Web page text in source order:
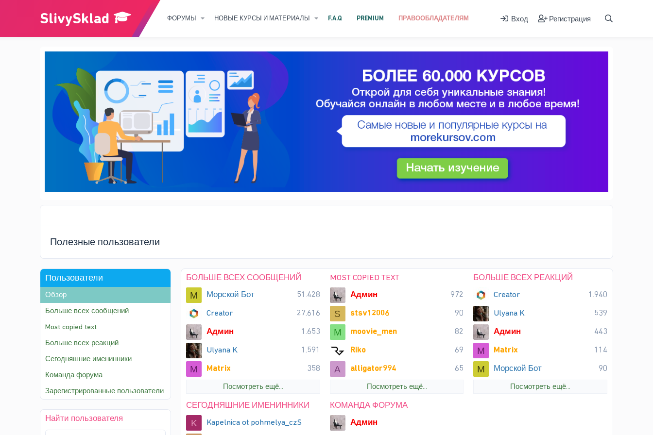
ФОРУМЫ НОВЫЕ КУРСЫ И МАТЕРИАЛЫ F.A.Q PREMIUM ПРАВООБЛАДАТЕЛЯМ Вход Регистрация
Полезные пользователи
Пользователи
Обзор
Больше всех сообщений
Most copied text
Больше всех реакций
Сегодняшние именинники
Команда форума
Зарегистрированные пользователи
Найти пользователя
БОЛЬШЕ ВСЕХ СООБЩЕНИЙ
М 51.428
Морской Бот
27.616
Creator
1.653
Админ
1.591
Ulyana K.
M 358
Matrix
Посмотреть ещё...
MOST COPIED TEXT
972
Админ
S 90
stsv12006
M 82
moovie_men
69
Riko
A 65
alligator994
Посмотреть ещё...
БОЛЬШЕ ВСЕХ РЕАКЦИЙ
1.940
Creator
539
Ulyana K.
443
Админ
M 114
Matrix
М 90
Морской Бот
Посмотреть ещё...
СЕГОДНЯШНИЕ ИМЕНИННИКИ
K Kapelnica ot pohmelya_czS
КОМАНДА ФОРУМА
Админ